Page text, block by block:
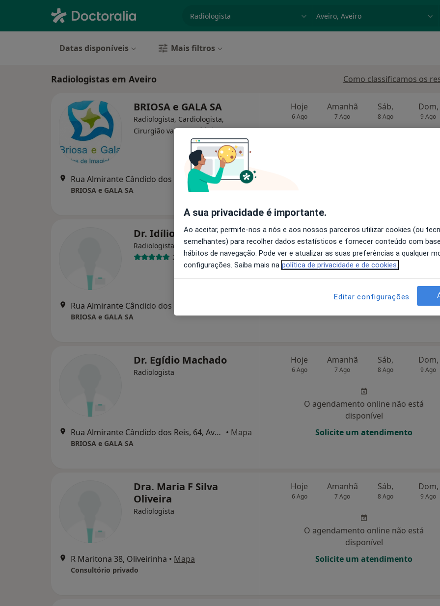
Datas disponíveis Mais filtros
Radiologistas em Aveiro Como classificamos os
BRIOSA e GALA SA
Radiologista, Cardiologista,
Cirurgião vascular·Mais
Rua Almirante Cândido dos Reis, 64, Aveiro •Mapa
BRIOSA e GALA SA
Hoje
6 Ago
Amanhã
7 Ago
Sáb,
8 Ago
Dom,
9 Ago
Dr. Idílio Gomes
Radiologista
2 opiniões
BRIOSA e GALA SA
Hoje
6 Ago
Amanhã
7 Ago
Sáb,
8 Ago
Dom,
9 Ago
Dr. Egídio Machado
Radiologista
Rua Almirante Cândido dos Reis, 64, Aveiro • Mapa
BRIOSA e GALA SA
Hoje
6 Ago
Amanhã
7 Ago
Sáb,
8 Ago
Dom,
9 Ago
O agendamento online não está
disponível
Solicite um atendimento
Dra. Maria F Silva
Oliveira
Radiologista
R Maritona 38, Oliveirinha • Mapa
Consultório privado
Hoje
6 Ago
Amanhã
7 Ago
Sáb,
8 Ago
Dom,
9 Ago
O agendamento online não está
disponível
Solicite um atendimento
A sua privacidade é importante.
Ao aceitar, permite-nos a nós e aos nossos parceiros utilizar cookies (ou
semelhantes) para recolher dados estatísticos e fornecer conteúdo com
hábitos de navegação. Pode ver e atualizar as suas preferências a qualquer
configurações. Saiba mais na política de privacidade e de cookies.
Editar configurações